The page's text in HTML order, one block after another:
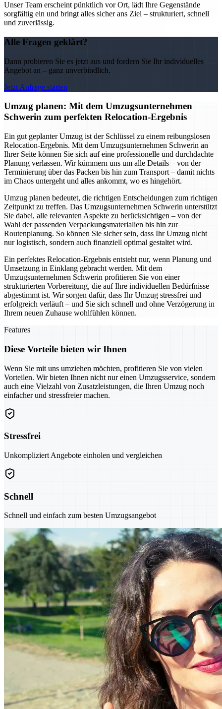
Unser Team erscheint pünktlich vor Ort, lädt Ihre Gegenstände
sorgfältig ein und bringt alles sicher ans Ziel – strukturiert, schnell
und zuverlässig.
Alle Fragen geklärt?
Dann probieren Sie es jetzt aus und fordern Sie Ihr individuelles
Angebot an – ganz unverbindlich.
Jetzt Anfrage starten
Umzug planen: Mit dem Umzugsunternehmen
Schwerin zum perfekten Relocation-Ergebnis
Ein gut geplanter Umzug ist der Schlüssel zu einem reibungslosen
Relocation-Ergebnis. Mit dem Umzugsunternehmen Schwerin an
Ihrer Seite können Sie sich auf eine professionelle und durchdachte
Planung verlassen. Wir kümmern uns um alle Details – von der
Terminierung über das Packen bis hin zum Transport – damit nichts
im Chaos untergeht und alles ankommt, wo es hingehört.
Umzug planen bedeutet, die richtigen Entscheidungen zum richtigen
Zeitpunkt zu treffen. Das Umzugsunternehmen Schwerin unterstützt
Sie dabei, alle relevanten Aspekte zu berücksichtigen – von der
Wahl der passenden Verpackungsmaterialien bis hin zur
Routenplanung. So können Sie sicher sein, dass Ihr Umzug nicht
nur logistisch, sondern auch finanziell optimal gestaltet wird.
Ein perfektes Relocation-Ergebnis entsteht nur, wenn Planung und
Umsetzung in Einklang gebracht werden. Mit dem
Umzugsunternehmen Schwerin profitieren Sie von einer
strukturierten Vorbereitung, die auf Ihre individuellen Bedürfnisse
abgestimmt ist. Wir sorgen dafür, dass Ihr Umzug stressfrei und
erfolgreich verläuft – und Sie sich schnell und ohne Verzögerung in
Ihrem neuen Zuhause wohlfühlen können.
Features
Diese Vorteile bieten wir Ihnen
Wenn Sie mit uns umziehen möchten, profitieren Sie von vielen
Vorteilen. Wir bieten Ihnen nicht nur einen Umzugsservice, sondern
auch eine Vielzahl von Zusatzleistungen, die Ihren Umzug noch
einfacher und stressfreier machen.
Stressfrei
Unkompliziert Angebote einholen und vergleichen
Schnell
Schnell und einfach zum besten Umzugsangebot